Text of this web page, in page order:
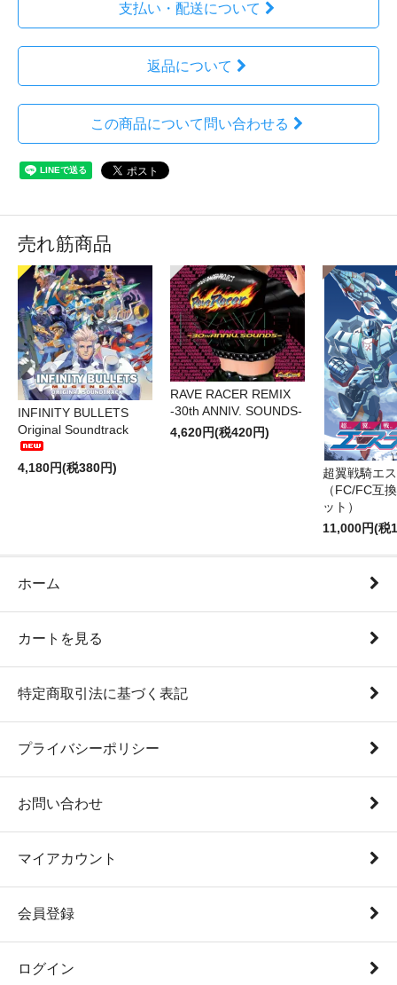
支払い・配送について
返品について
この商品について問い合わせる
売れ筋商品
INFINITY BULLETS
Original Soundtrack
4,180円(税380円)
RAVE RACER REMIX
-30th ANNIV. SOUNDS-
4,620円(税420円)
超翼戦騎エ
（FC/FC互
ット）
11,000円(税
ホーム
カートを見る
特定商取引法に基づく表記
プライバシーポリシー
お問い合わせ
マイアカウント
会員登録
ログイン